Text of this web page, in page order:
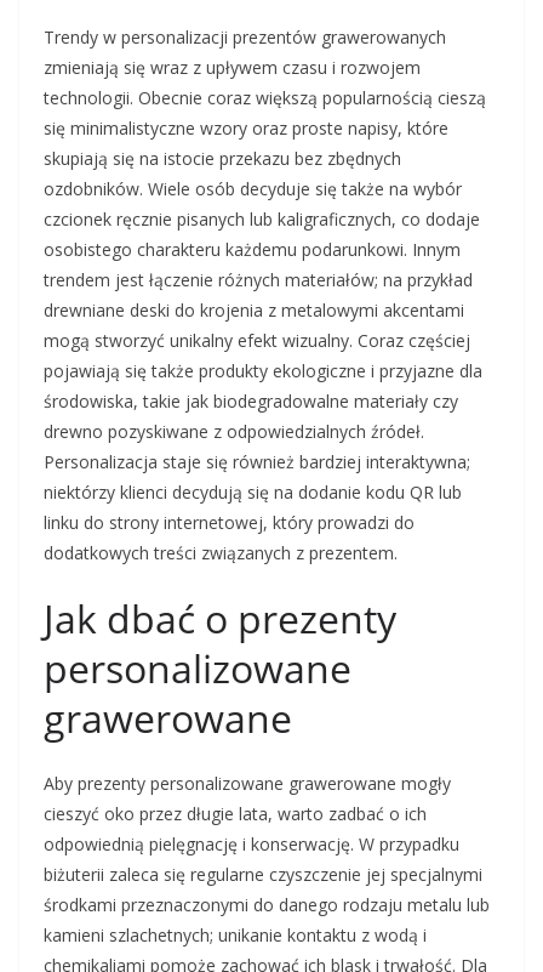
Trendy w personalizacji prezentów grawerowanych
zmieniają się wraz z upływem czasu i rozwojem
technologii. Obecnie coraz większą popularnością cieszą
się minimalistyczne wzory oraz proste napisy, które
skupiają się na istocie przekazu bez zbędnych
ozdobników. Wiele osób decyduje się także na wybór
czcionek ręcznie pisanych lub kaligraficznych, co dodaje
osobistego charakteru każdemu podarunkowi. Innym
trendem jest łączenie różnych materiałów; na przykład
drewniane deski do krojenia z metalowymi akcentami
mogą stworzyć unikalny efekt wizualny. Coraz częściej
pojawiają się także produkty ekologiczne i przyjazne dla
środowiska, takie jak biodegradowalne materiały czy
drewno pozyskiwane z odpowiedzialnych źródeł.
Personalizacja staje się również bardziej interaktywna;
niektórzy klienci decydują się na dodanie kodu QR lub
linku do strony internetowej, który prowadzi do
dodatkowych treści związanych z prezentem.
Jak dbać o prezenty
personalizowane
grawerowane
Aby prezenty personalizowane grawerowane mogły
cieszyć oko przez długie lata, warto zadbać o ich
odpowiednią pielęgnację i konserwację. W przypadku
biżuterii zaleca się regularne czyszczenie jej specjalnymi
środkami przeznaczonymi do danego rodzaju metalu lub
kamieni szlachetnych; unikanie kontaktu z wodą i
chemikaliami pomoże zachować ich blask i trwałość. Dla